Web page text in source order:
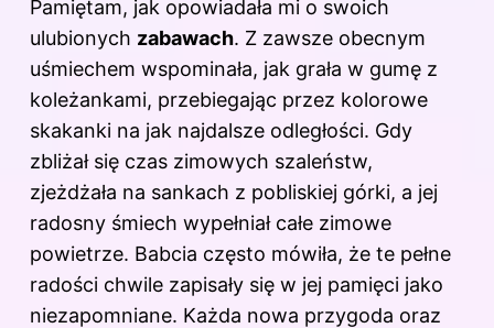
Pamiętam, jak opowiadała mi o swoich
ulubionych zabawach. Z zawsze obecnym
uśmiechem wspominała, jak grała w gumę z
koleżankami, przebiegając przez kolorowe
skakanki na jak najdalsze odległości. Gdy
zbliżał się czas zimowych szaleństw,
zjeżdżała na sankach z pobliskiej górki, a jej
radosny śmiech wypełniał całe zimowe
powietrze. Babcia często mówiła, że te pełne
radości chwile zapisały się w jej pamięci jako
niezapomniane. Każda nowa przygoda oraz